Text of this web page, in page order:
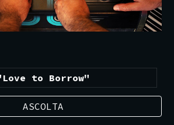
to Borrow"
ASCOLTA